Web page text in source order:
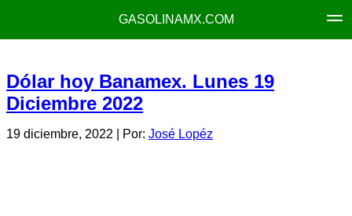
GASOLINAMX.COM
Dólar hoy Banamex. Lunes 19
Diciembre 2022
19 diciembre, 2022 | Por: José Lopéz